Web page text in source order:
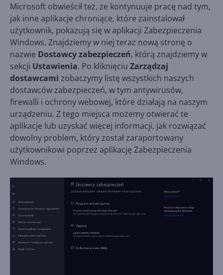
Microsoft obwieścił też, że kontynuuje pracę nad tym,
jak inne aplikacje chroniące, które zainstalował
użytkownik, pokazują się w aplikacji Zabezpieczenia
Windows. Znajdziemy w niej teraz nową stronę o
nazwie Dostawcy zabezpieczeń, którą znajdziemy w
sekcji Ustawienia. Po kliknięciu Zarządzaj
dostawcami zobaczymy listę wszystkich naszych
dostawców zabezpieczeń, w tym antywirusów,
firewalli i ochrony webowej, które działają na naszym
urządzeniu. Z tego miejsca możemy otwierać te
aplikacje lub uzyskać więcej informacji, jak rozwiązać
dowolny problem, który został zaraportowany
użytkownikowi poprzez aplikację Zabezpieczenia
Windows.